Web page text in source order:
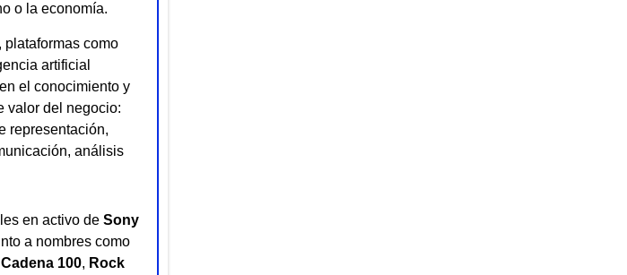
o la economía.
plataformas como
artificial
el conocimiento y
valor del negocio:
representación,
análisis
en activo de Sony
a nombres como
Cadena 100, Rock